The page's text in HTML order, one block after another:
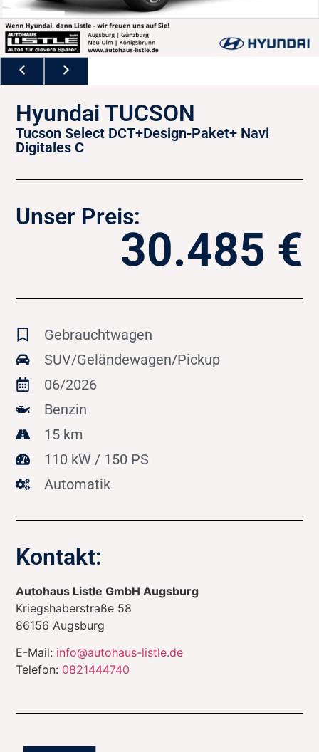
Hyundai TUCSON
Tucson Select DCT+Design-Paket+ Navi
Digitales C
Unser Preis:
30.485 €
Gebrauchtwagen
SUV/Geländewagen/Pickup
06/2026
Benzin
15 km
110 kW / 150 PS
Automatik
Kontakt:
Autohaus Listle GmbH Augsburg
Kriegshaberstraße 58
86156 Augsburg
E-Mail: info@autohaus-listle.de
Telefon: 0821444740